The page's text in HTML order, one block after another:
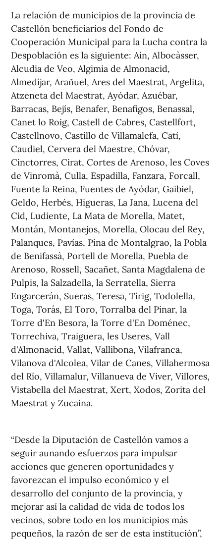
La relación de municipios de la provincia de
Castellón beneficiarios del Fondo de
Cooperación Municipal para la Lucha contra la
Despoblación es la siguiente: Aín, Albocàsser,
Alcudia de Veo, Algimia de Almonacid,
Almedíjar, Arañuel, Ares del Maestrat, Argelita,
Atzeneta del Maestrat, Ayódar, Azuébar,
Barracas, Bejís, Benafer, Benafigos, Benassal,
Canet lo Roig, Castell de Cabres, Castellfort,
Castellnovo, Castillo de Villamalefa, Catí,
Caudiel, Cervera del Maestre, Chóvar,
Cinctorres, Cirat, Cortes de Arenoso, les Coves
de Vinromà, Culla, Espadilla, Fanzara, Forcall,
Fuente la Reina, Fuentes de Ayódar, Gaibiel,
Geldo, Herbés, Higueras, La Jana, Lucena del
Cid, Ludiente, La Mata de Morella, Matet,
Montán, Montanejos, Morella, Olocau del Rey,
Palanques, Pavías, Pina de Montalgrao, la Pobla
de Benifassà, Portell de Morella, Puebla de
Arenoso, Rossell, Sacañet, Santa Magdalena de
Pulpis, la Salzadella, la Serratella, Sierra
Engarcerán, Sueras, Teresa, Tírig, Todolella,
Toga, Torás, El Toro, Torralba del Pinar, la
Torre d'En Besora, la Torre d'En Doménec,
Torrechiva, Traiguera, les Useres, Vall
d'Almonacid, Vallat, Vallibona, Vilafranca,
Vilanova d'Alcolea, Vilar de Canes, Villahermosa
del Río, Villamalur, Villanueva de Viver, Villores,
Vistabella del Maestrat, Xert, Xodos, Zorita del
Maestrat y Zucaina.
“Desde la Diputación de Castellón vamos a
seguir aunando esfuerzos para impulsar
acciones que generen oportunidades y
favorezcan el impulso económico y el
desarrollo del conjunto de la provincia, y
mejorar así la calidad de vida de todos los
vecinos, sobre todo en los municipios más
pequeños, la razón de ser de esta institución”,